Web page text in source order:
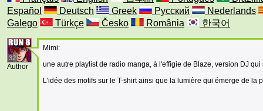
Español
Deutsch Greek Русский
Nederlands
Galego
Türkçe Česko România 한국어
32
Author
Mimi:
une autre playlist de radio manga, à l'effigie de Blaze, version DJ
L'idée des motifs sur le T-shirt ainsi que la lumière qui émerge de la